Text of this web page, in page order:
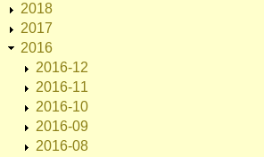
2018
2017
2016
2016-12
2016-11
2016-10
2016-09
2016-08